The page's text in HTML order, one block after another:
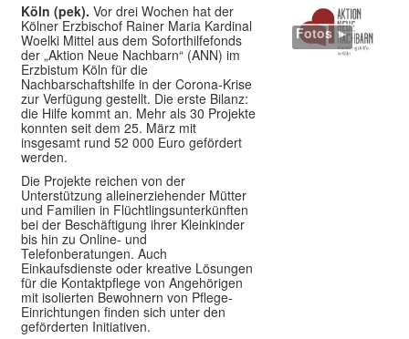
Köln (pek). Vor drei Wochen hat der
Kölner Erzbischof Rainer Maria Kardinal
Woelki Mittel aus dem Soforthilfefonds
der „Aktion Neue Nachbarn“ (ANN) im
Erzbistum Köln für die
Nachbarschaftshilfe in der Corona-Krise
zur Verfügung gestellt. Die erste Bilanz:
die Hilfe kommt an. Mehr als 30 Projekte
konnten seit dem 25. März mit
insgesamt rund 52 000 Euro gefördert
werden.
Die Projekte reichen von der
Unterstützung alleinerziehender Mütter
und Familien in Flüchtlingsunterkünften
bei der Beschäftigung ihrer Kleinkinder
bis hin zu Online- und
Telefonberatungen. Auch
Einkaufsdienste oder kreative Lösungen
für die Kontaktpflege von Angehörigen
mit isolierten Bewohnern von Pflege-
Einrichtungen finden sich unter den
geförderten Initiativen.
Fotos ►